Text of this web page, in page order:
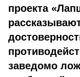
проекта
заведомо